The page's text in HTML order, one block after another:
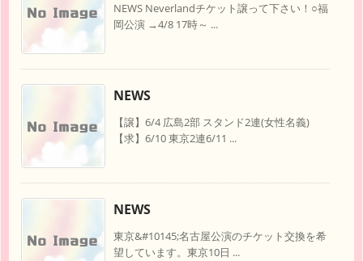
NEWS Neverlandチケット譲って下さい！○福
岡公演 →4/8 17時～ ...
NEWS
【譲】6/4 広島2部 スタンド2連(女性名義)
【求】6/10 東京2連6/11 ...
NEWS
東京&#10145;名古屋公演のチケット交換を希
望しています。東京10日 ...